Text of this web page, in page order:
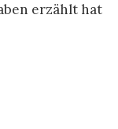
erzählt hat